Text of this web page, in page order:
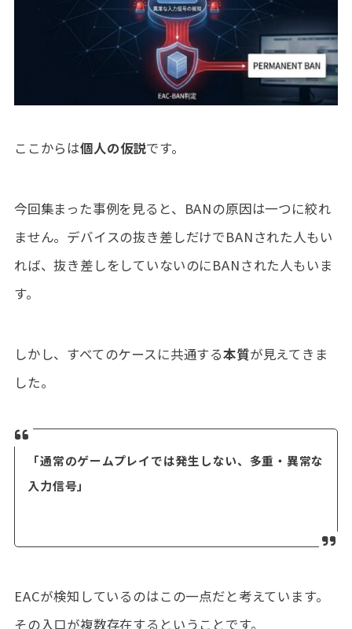
ここからは個人の仮説です。
今回集まった事例を見ると、BANの原因は一つに絞れ
ません。デバイスの抜き差しだけでBANされた人もい
れば、抜き差しをしていないのにBANされた人もいま
す。
しかし、すべてのケースに共通する本質が見えてきま
した。
「通常のゲームプレイでは発生しない、多重・異常な
入力信号」
EACが検知しているのはこの一点だと考えています。
その入口が複数存在するということです。